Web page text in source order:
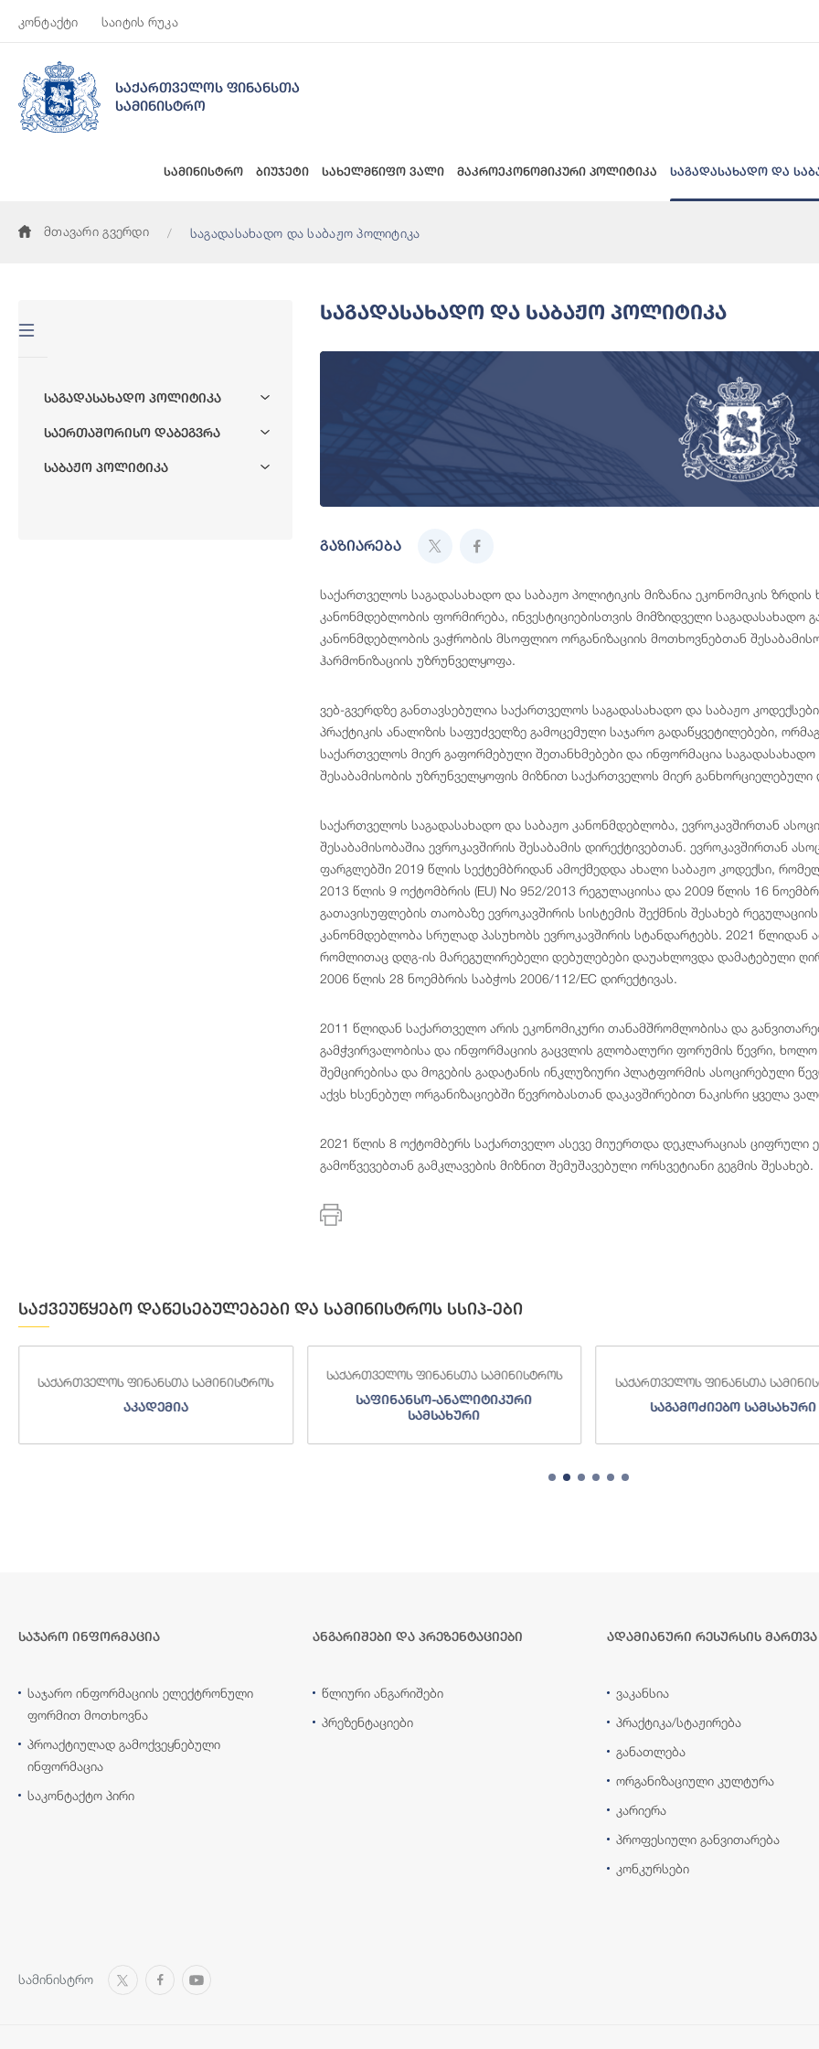
კონტაქტი საიტის რუკა
საქართველოს ფინანსთა
სამინისტრო
სამინისტრო ბიუჯეტი სახელმწიფო ვალი მაკროეკონომიკური პოლიტიკა საგადასახადო და
მთავარი გვერდი საგადასახადო და საბაჟო პოლიტიკა
Საგადასახადო Პოლიტიკა
Საერთაშორისო Დაბეგვრა
Საბაჟო Პოლიტიკა
Საგადასახადო Და Საბაჟო Პოლიტიკა
გაზიარება
საქართველოს საგადასახადო და საბაჟო პოლიტიკის მიზანია ეკონომიკის
კანონმდებლობის ფორმირება, ინვესტიციებისთვის მიმზიდველი საგადასახადო
კანონმდებლობის ვაჭრობის მსოფლიო ორგანიზაციის მოთხოვნებთან
ჰარმონიზაციის უზრუნველყოფა.
ვებ-გვერდზე განთავსებულია საქართველოს საგადასახადო და საბაჟო
პრაქტიკის ანალიზის საფუძველზე გამოცემული საჯარო გადაწყვეტილებები,
საქართველოს მიერ გაფორმებული შეთანხმებები და ინფორმაცია
შესაბამისობის უზრუნველყოფის მიზნით საქართველოს მიერ განხორციელებული
საქართველოს საგადასახადო და საბაჟო კანონმდებლობა, ევროკავშირთან
შესაბამისობაშია ევროკავშირის შესაბამის დირექტივებთან. ევროკავშირთან
ფარგლებში 2019 წლის სექტემბრიდან ამოქმედდა ახალი საბაჟო კოდექსი,
2013 წლის 9 ოქტომბრის (EU) No 952/2013 რეგულაციისა და 2009 წლის 16
გათავისუფლების თაობაზე ევროკავშირის სისტემის შექმნის შესახებ
კანონმდებლობა სრულად პასუხობს ევროკავშირის სტანდარტებს. 2021 წლიდან
რომლითაც დღგ-ის მარეგულირებელი დებულებები დაუახლოვდა დამატებული
2006 წლის 28 ნოემბრის საბჭოს 2006/112/EC დირექტივას.
2011 წლიდან საქართველო არის ეკონომიკური თანამშრომლობისა და
გამჭვირვალობისა და ინფორმაციის გაცვლის გლობალური ფორუმის წევრი, ხოლო
შემცირებისა და მოგების გადატანის ინკლუზიური პლატფორმის ასოცირებული
აქვს ხსენებულ ორგანიზაციებში წევრობასთან დაკავშირებით ნაკისრი ყველა
2021 წლის 8 ოქტომბერს საქართველო ასევე მიუერთდა დეკლარაციას ციფრული
გამოწვევებთან გამკლავების მიზნით შემუშავებული ორსვეტიანი გეგმის შესახებ.
საქვეუწყებო დაწესებულებები და სამინისტროს სსიპ-ები
საქართველოს ფინანსთა სამინისტროს
საფინანსო-ანალიტიკური
სამსახური
საქართველოს ფინანსთა სამინისტროს
საგამოძიებო სამსახური
საქართველოს ფინანსთა
შემოსავლების სამსახური
საჯარო ინფორმაცია
საჯარო ინფორმაციის ელექტრონული
ფორმით მოთხოვნა
პროაქტიულად გამოქვეყნებული
ინფორმაცია
საკონტაქტო პირი
ანგარიშები და პრეზენტაციები
წლიური ანგარიშები
პრეზენტაციები
ადამიანური რესურსის მართვა
ვაკანსია
პრაქტიკა/სტაჟირება
განათლება
ორგანიზაციული კულტურა
კარიერა
პროფესიული განვითარება
კონკურსები
სამინისტრო